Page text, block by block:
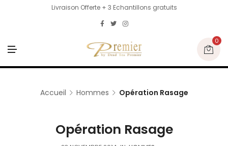
Livraison Offerte + 3 Echantillons gratuits
N
U
0
Accueil Hommes Opération Rasage
Opération Rasage